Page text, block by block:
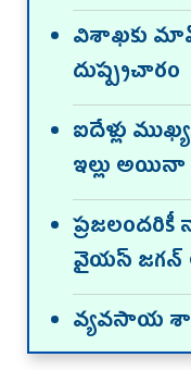
విశాఖకు
దుష్ప్రచారం
ఐదేళ్లు
ఇల్లు అయినా
వైయస్‌ జగన్‌
వ్యవసాయ